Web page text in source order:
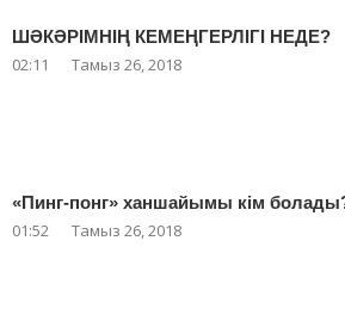
ШӘКӘРІМНІҢ КЕМЕҢГЕРЛІГІ НЕДЕ?
02:11 Тамыз 26, 2018
«Пинг-понг» ханшайымы кім
01:52 Тамыз 26, 2018